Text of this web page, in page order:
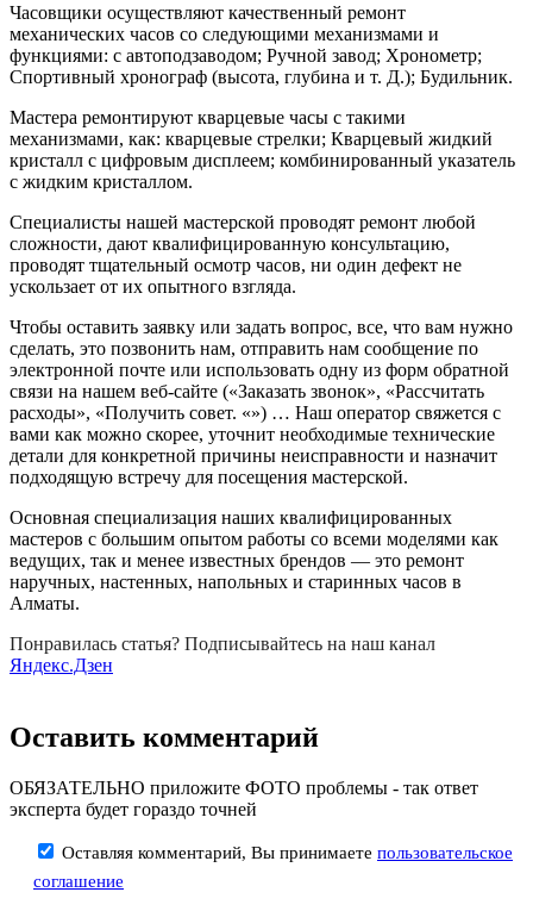
Часовщики осуществляют качественный ремонт
механических часов со следующими механизмами и
функциями: с автоподзаводом; Ручной завод; Хронометр;
Спортивный хронограф (высота, глубина и т. Д.); Будильник.
Мастера ремонтируют кварцевые часы с такими
механизмами, как: кварцевые стрелки; Кварцевый жидкий
кристалл с цифровым дисплеем; комбинированный указатель
с жидким кристаллом.
Специалисты нашей мастерской проводят ремонт любой
сложности, дают квалифицированную консультацию,
проводят тщательный осмотр часов, ни один дефект не
ускользает от их опытного взгляда.
Чтобы оставить заявку или задать вопрос, все, что вам нужно
сделать, это позвонить нам, отправить нам сообщение по
электронной почте или использовать одну из форм обратной
связи на нашем веб-сайте («Заказать звонок», «Рассчитать
расходы», «Получить совет. «») … Наш оператор свяжется с
вами как можно скорее, уточнит необходимые технические
детали для конкретной причины неисправности и назначит
подходящую встречу для посещения мастерской.
Основная специализация наших квалифицированных
мастеров с большим опытом работы со всеми моделями как
ведущих, так и менее известных брендов — это ремонт
наручных, настенных, напольных и старинных часов в
Алматы.
Понравилась статья? Подписывайтесь на наш канал
Яндекс.Дзен
Оставить комментарий
ОБЯЗАТЕЛЬНО приложите ФОТО проблемы - так ответ
эксперта будет гораздо точней
Оставляя комментарий, Вы принимаете пользовательское
соглашение